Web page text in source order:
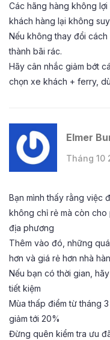
Các hãng hàng không
khách hàng lại không
Nếu không thay đổi
thành bãi rác.
Hãy cân nhắc giảm bớt
chọn xe khách + ferry,
Elmer
Tháng 10
Bạn mình thấy rằng việc
không chỉ rẻ mà còn
địa phương
Thêm vào đó, những
hơn và giá rẻ hơn nhà
Nếu bạn có thời gian,
tiết kiệm
Mùa thấp điểm từ tháng
giảm tới 20%
Đừng quên kiểm tra ưu